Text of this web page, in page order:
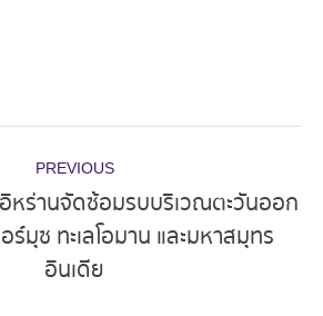
PREVIOUS
Previous
post:
หร่านจัดซ้อมรบบริเวณตะวันออก
มุซ ทะเลโอมาน และมหาสมุทร
อินเดีย